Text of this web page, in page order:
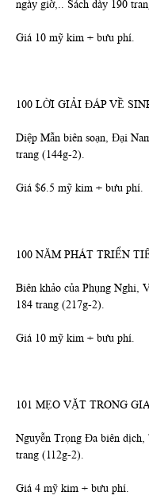
ngày giờ,.. Sách dày 190
Giá 10 mỹ kim + bưu phí.
100 LỜI GIẢI ĐÁP VỀ
Diệp Mẫn biên soạn, Đại
trang (144g-2).
Giá $6.5 mỹ kim + bưu phí.
100 NĂM PHÁT TRIỂN
Biên khảo của Phụng Nghi,
184 trang (217g-2).
Giá 10 mỹ kim + bưu phí.
101 MẸO VẶT TRONG
Nguyễn Trọng Đa biên dịch,
trang (112g-2).
Giá 4 mỹ kim + bưu phí.